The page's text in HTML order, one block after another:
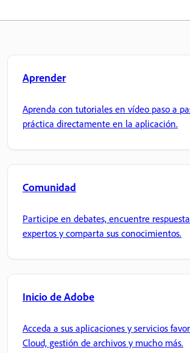
Aprender
Aprenda con tutoriales en vídeo paso a
práctica directamente en la aplicación.
Comunidad
Participe en debates, encuentre
expertos y comparta sus conocimientos.
Inicio de Adobe
Acceda a sus aplicaciones y servicios
Cloud, gestión de archivos y mucho más.